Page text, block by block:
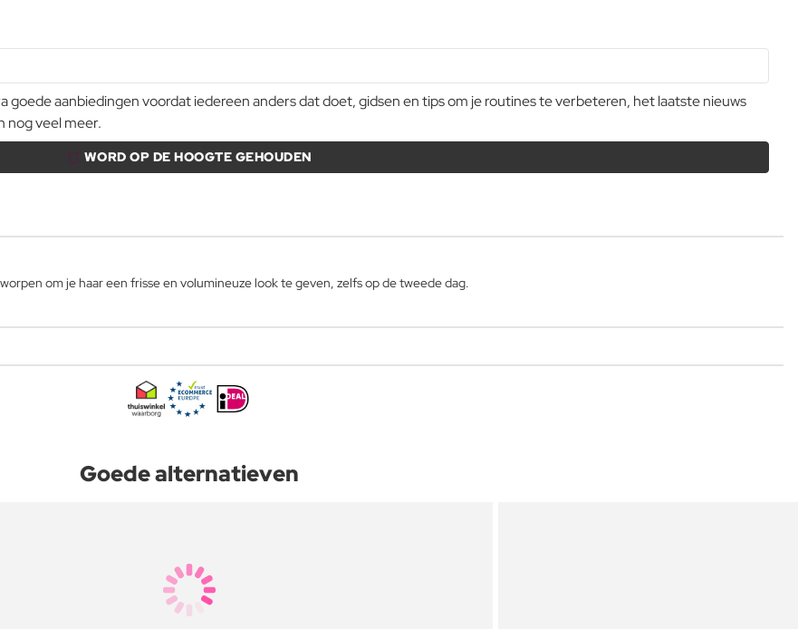
aanbiedingen voordat iedereen anders dat doet, gidsen en tips om je routines te verbeteren, het laatste nieuws
nog veel meer.
WORD OP DE HOOGTE GEHOUDEN
om je haar een frisse en volumineuze look te geven, zelfs op de tweede dag.
Goede alternatieven